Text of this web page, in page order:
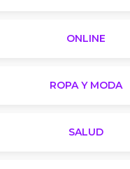
ONLINE
ROPA Y MODA
SALUD